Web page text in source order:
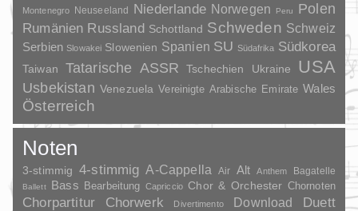
Montenegro Neuseeland Niederlande Norwegen Peru
Polen
Rumänien Russland Schottland Schweden Schweiz
Serbien Slowakei Slowenien Spanien SU Südafrika Südkorea
Taiwan Tatarische ASSR Tschechien Ukraine USA
Usbekistan Venezuela Vereinigte Arabische Emirate Wales
Österreich
Noten
3-stimmig 4-stimmig A-Cappella Air Alt Anthem Bagatelle
Ballett Bass Bearbeitung Capriccio Chor & Orchester Chornoten
Chorpartitur Chorwerk Divertimento Download
Duett